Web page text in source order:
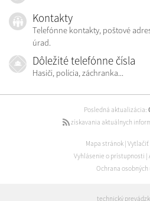
Kontakty
Telefónne kontakty, poštové
úrad.
Dôležité telefónne čísla
Hasiči, polícia, záchranka...
Posledná aktualizácia:
získavania aktuálnych
Mapa stránok Vytlačiť
Vyhlásenie o prístupnosti
Ochrana osobných
technický